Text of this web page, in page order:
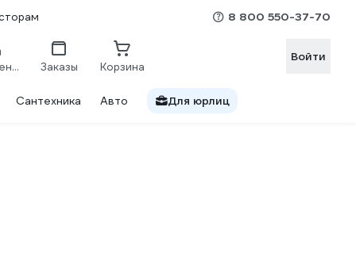
8 800 550-37-70
Сравнение Заказы Корзина
Войти
Сантехника Авто Для юрлиц